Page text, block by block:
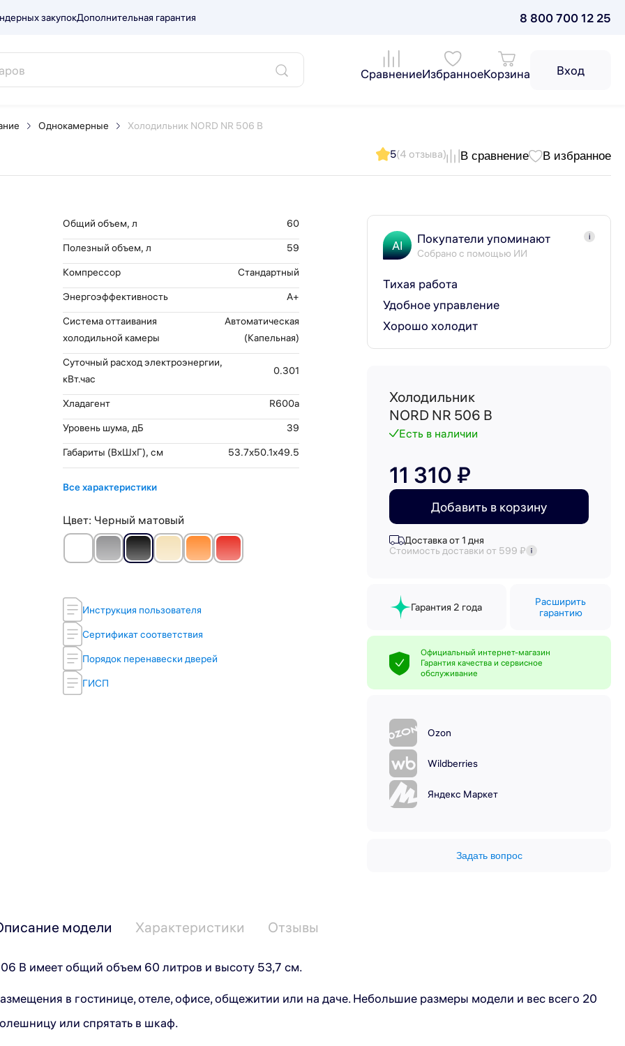
закупокДополнительная гарантия 8 800 700 12 25
СравнениеИзбранноеКорзина Вход
Однокамерные Холодильник NORD NR 506 B
5(4 отзыва) В сравнение В избранное
Общий объем, л
60
Полезный объем, л
59
Компрессор
Стандартный
Энергоэффективность
A+
Система оттаивания
холодильной камеры
Автоматическая
(Капельная)
Суточный расход электроэнергии,
кВт.час
0.301
Хладагент
R600a
Уровень шума, дБ
39
Габариты (ВхШхГ), см
53.7x50.1x49.5
Все характеристики
Цвет: Черный матовый
Инструкция пользователя
Сертификат соответствия
Порядок перенавески дверей
ГИСП
AI Покупатели упоминают
Собрано с помощью ИИ
i
Тихая работа
Удобное управление
Хорошо холодит
Холодильник
NORD NR 506 B
Есть в наличии
11 310 ₽
Добавить в корзину
Доставка от 1 дня
Стоимость доставки от 599 ₽
Гарантия 2 года
Расширить
гарантию
Официальный интернет-магазин
Гарантия качества и сервисное
обслуживание
Ozon
Wildberries
Яндекс Маркет
Задать вопрос
модели Характеристики Отзывы
B имеет общий объем 60 литров и высоту 53,7 см.
в гостинице, отеле, офисе, общежитии или на даче. Небольшие размеры модели и вес всего 20
или спрятать в шкаф.